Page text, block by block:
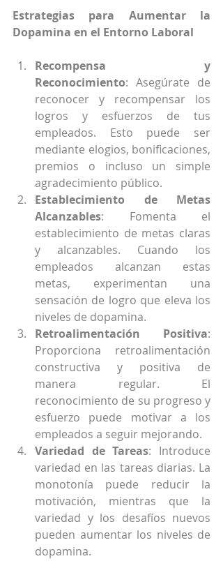
Estrategias para Aumentar la
Dopamina en el Entorno Laboral
Recompensa y
Reconocimiento: Asegúrate de
reconocer y recompensar los
logros y esfuerzos de tus
empleados. Esto puede ser
mediante elogios, bonificaciones,
premios o incluso un simple
agradecimiento público.
Establecimiento de Metas
Alcanzables: Fomenta el
establecimiento de metas claras
y alcanzables. Cuando los
empleados alcanzan estas
metas, experimentan una
sensación de logro que eleva los
niveles de dopamina.
Retroalimentación Positiva:
Proporciona retroalimentación
constructiva y positiva de
manera regular. El
reconocimiento de su progreso y
esfuerzo puede motivar a los
empleados a seguir mejorando.
Variedad de Tareas: Introduce
variedad en las tareas diarias. La
monotonía puede reducir la
motivación, mientras que la
variedad y los desafíos nuevos
pueden aumentar los niveles de
dopamina.